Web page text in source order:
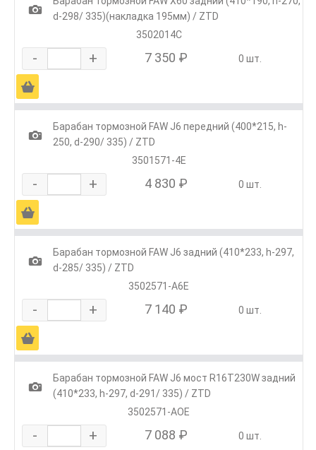
1
d-298/ 335)(накладка 195мм) / ZTD
3502014С
- + 7 350 ₽ 0 шт.
Ä
1
Барабан тормозной FAW J6 передний (400*215, h-
250, d-290/ 335) / ZTD
3501571-4Е
- + 4 830 ₽ 0 шт.
Ä
1
Барабан тормозной FAW J6 задний (410*233, h-297,
d-285/ 335) / ZTD
3502571-A6E
- + 7 140 ₽ 0 шт.
Ä
1
Барабан тормозной FAW J6 мост R16T230W задний
(410*233, h-297, d-291/ 335) / ZTD
3502571-AOE
- + 7 088 ₽ 0 шт.